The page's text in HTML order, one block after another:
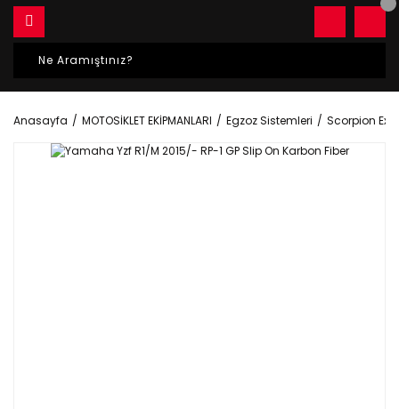
Anasayfa MOTOSİKLET EKİPMANLARI Egzoz Sistemleri Scorpion